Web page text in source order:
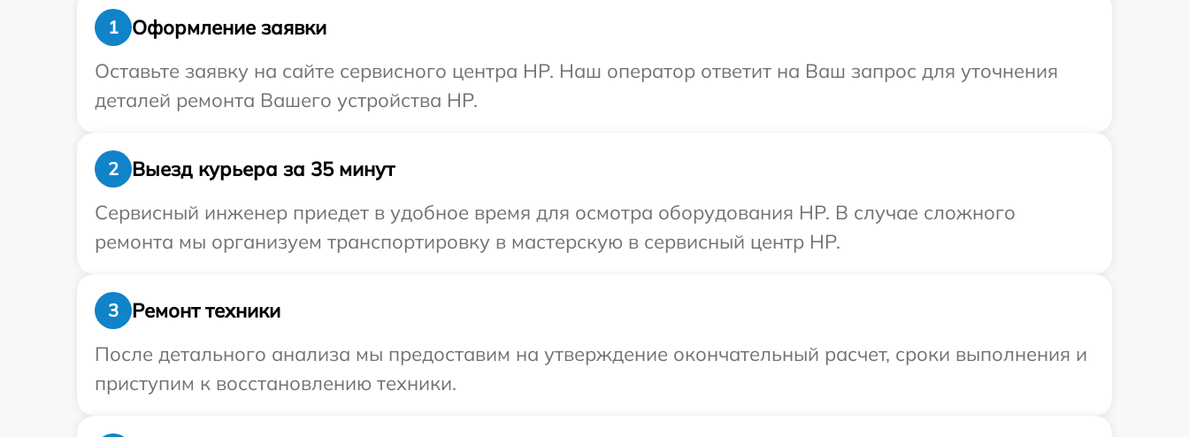
1
Оформление заявки
Оставьте заявку на сайте сервисного центра HP. Наш оператор ответит на Ваш запрос для уточнения
деталей ремонта Вашего устройства HP.
2
Выезд курьера за 35 минут
Сервисный инженер приедет в удобное время для осмотра оборудования HP. В случае сложного
ремонта мы организуем транспортировку в мастерскую в сервисный центр HP.
3
Ремонт техники
После детального анализа мы предоставим на утверждение окончательный расчет, сроки выполнения и
приступим к восстановлению техники.